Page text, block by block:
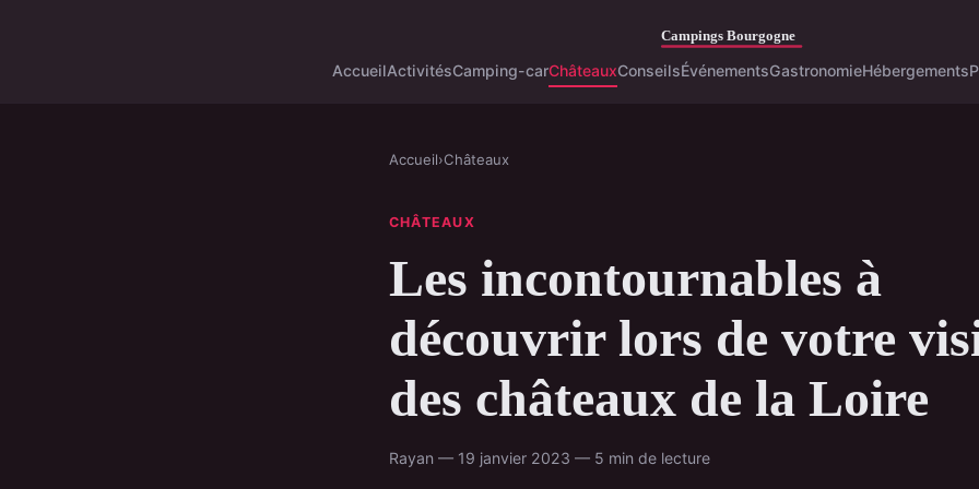
AccueilActivitésCamping-carChâteauxConseilsÉvénementsGastronomieHébergements
Accueil›Châteaux
CHÂTEAUX
Les incontournables à
découvrir lors de votre
des châteaux de la Loire
Rayan — 19 janvier 2023 — 5 min de lecture